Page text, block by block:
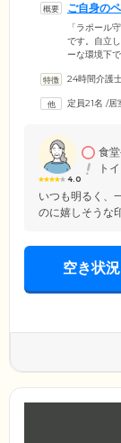
ご自身の
す「ラポール
です。自立
ーな環境下
をしないの
を、常駐の
24時間介護
定員21名 /居
4.0
食
ト
いつも明るく、
のに嬉しそうな
空き状